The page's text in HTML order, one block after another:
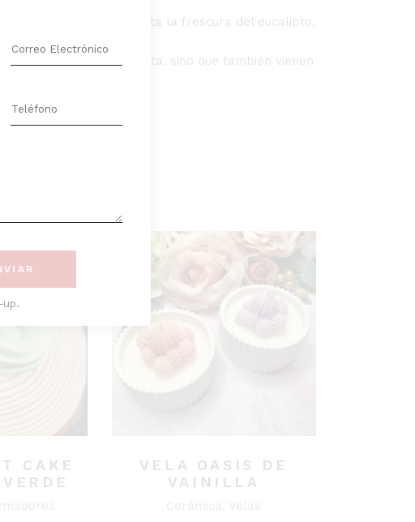
de la vainilla hasta la frescura del eucalipto,
amigables con el planeta, sino que también vienen
CAKE
VELA OASIS DE
VAINILLA
up.